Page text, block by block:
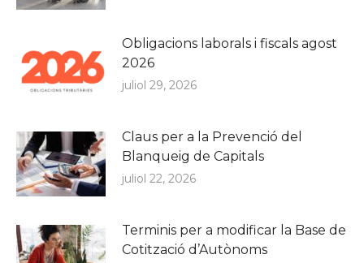
Obligacions laborals i fiscals agost
2026
juliol 29, 2026
Claus per a la Prevenció del
Blanqueig de Capitals
juliol 22, 2026
Terminis per a modificar la Base de
Cotització d’Autònoms